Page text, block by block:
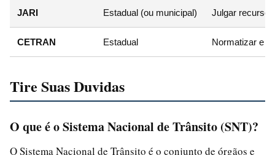
JARI Estadual (ou municipal) Julgar recursos
CETRAN Estadual Normatizar e
Tire Suas Duvidas
O que é o Sistema Nacional de Trânsito (SNT)?
O Sistema Nacional de Trânsito é o conjunto de órgãos e